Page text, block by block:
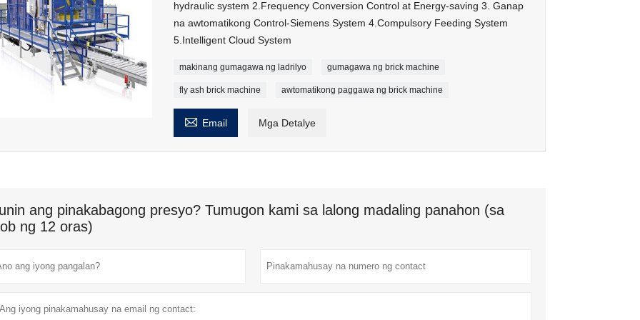
hydraulic system 2.Frequency Conversion Control at Energy-saving 3. Ganap
na awtomatikong Control-Siemens System 4.Compulsory Feeding System
5.Intelligent Cloud System
makinang gumagawa ng ladrilyo gumagawa ng brick machine
fly ash brick machine awtomatikong paggawa ng brick machine
 Email Mga Detalye
ang pinakabagong presyo? Tumugon kami sa lalong madaling panahon (sa
ng 12 oras)